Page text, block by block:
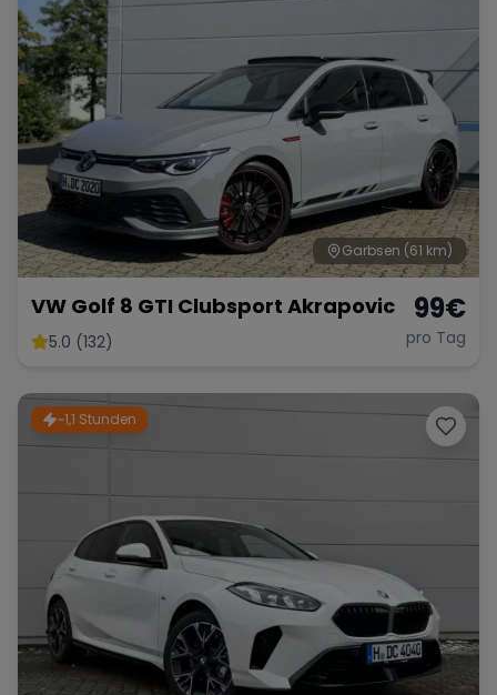
Garbsen (61 km)
VW Golf 8 GTI Clubsport Akrapovic
5.0 (132)
99€
pro Tag
~1,1 Stunden